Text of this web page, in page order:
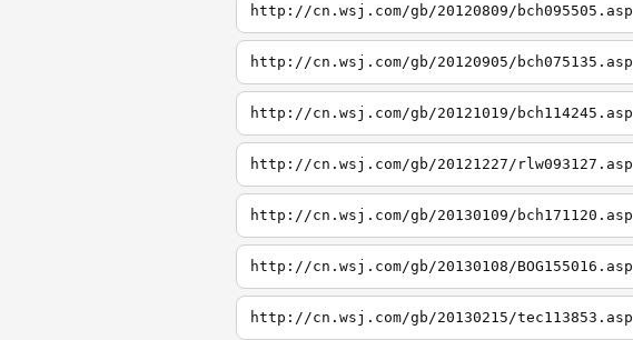
http://cn.wsj.com/gb/20120809/bch095505.asp
http://cn.wsj.com/gb/20120905/bch075135.asp
http://cn.wsj.com/gb/20121019/bch114245.asp
http://cn.wsj.com/gb/20121227/rlw093127.asp
http://cn.wsj.com/gb/20130109/bch171120.asp
http://cn.wsj.com/gb/20130108/BOG155016.asp
http://cn.wsj.com/gb/20130215/tec113853.asp